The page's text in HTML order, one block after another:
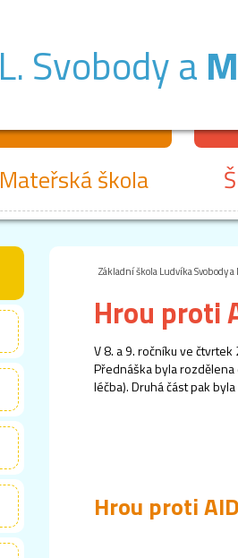
L. Svobody a
Mateřská škola
Základní škola Ludvíka Svobody
Hrou proti
V 8. a 9. ročníku ve
Přednáška byla
léčba). Druhá část pak
Hrou proti